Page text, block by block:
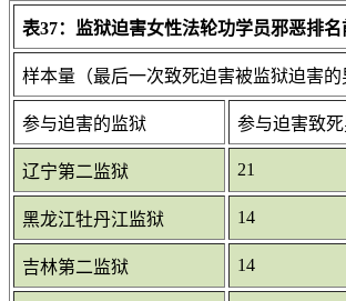
表37：监狱迫害女性法轮功学员邪恶排名
样本量（最后一次致死迫害被监狱迫害
参与迫害的监狱 参与迫害致
辽宁第二监狱 21
黑龙江牡丹江监狱 14
吉林第二监狱 14